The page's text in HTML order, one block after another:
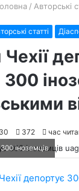
/ Авторські
статті
Чехії
300
372 час
іноземців